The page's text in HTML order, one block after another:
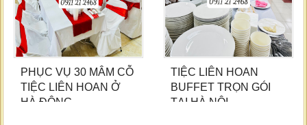
PHỤC VỤ 30 MÂM CỖ
TIỆC LIÊN HOAN Ở
HÀ ĐÔNG
TIỆC LIÊN HOAN
BUFFET TRỌN GÓI
TẠI HÀ NỘI